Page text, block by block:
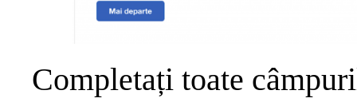
Completați toate